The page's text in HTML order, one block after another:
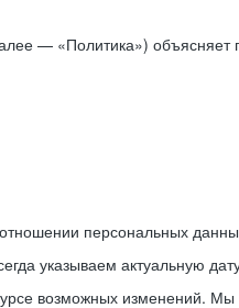
— «Политика»)
персональных
указываем актуальную
возможных изменений.